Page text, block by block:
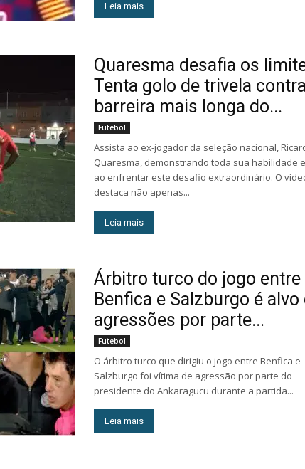
Leia mais
Quaresma desafia os
Tenta golo de trivela
barreira mais longa do...
Futebol
Assista ao ex-jogador da seleção nacional,
Quaresma, demonstrando toda sua habilidade
ao enfrentar este desafio extraordinário. O
destaca não apenas...
Leia mais
Árbitro turco do jogo entre
Benfica e Salzburgo é alvo
agressões por parte...
Futebol
O árbitro turco que dirigiu o jogo entre Benfica e
Salzburgo foi vítima de agressão por parte do
presidente do Ankaragucu durante a partida...
Leia mais